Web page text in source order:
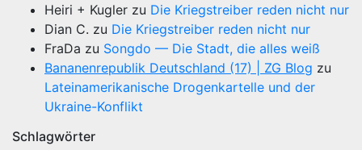
Heiri + Kugler zu Die Kriegstreiber reden nicht nur
Dian C. zu Die Kriegstreiber reden nicht nur
FraDa zu Songdo — Die Stadt, die alles weiß
Bananenrepublik Deutschland (17) | ZG Blog zu
Lateinamerikanische Drogenkartelle und der
Ukraine-Konflikt
Schlagwörter